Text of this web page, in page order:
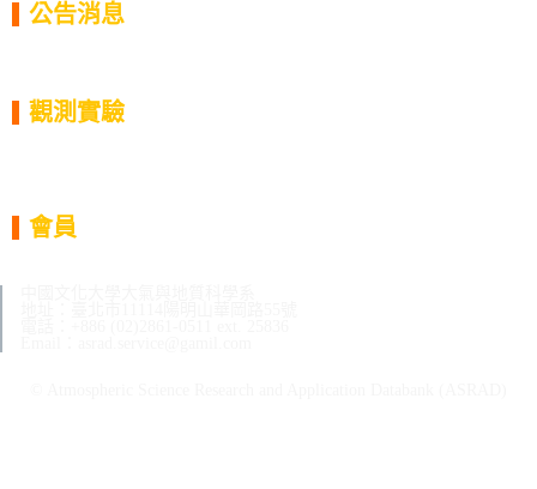
公告消息
觀測實驗
會員